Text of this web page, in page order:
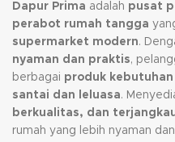
Dapur Prima adalah pusat
perabot rumah tangga
supermarket modern.
nyaman dan praktis,
berbagai produk
santai dan leluasa.
berkualitas, dan
rumah yang lebih nyaman